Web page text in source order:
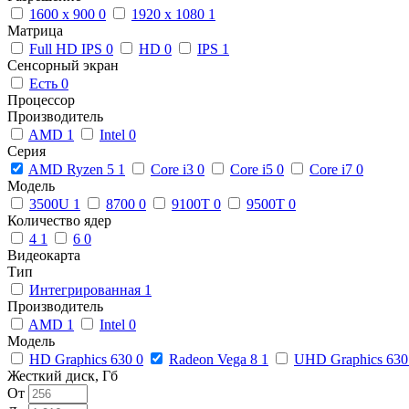
1600 x 900 0 1920 x 1080 1
Матрица
Full HD IPS 0 HD 0 IPS 1
Сенсорный экран
Есть 0
Процессор
Производитель
AMD 1 Intel 0
Серия
AMD Ryzen 5 1 Core i3 0 Core i5 0 Core i7 0
Модель
3500U 1 8700 0 9100T 0 9500T 0
Количество ядер
4 1 6 0
Видеокарта
Тип
Интегрированная 1
Производитель
AMD 1 Intel 0
Модель
HD Graphics 630 0 Radeon Vega 8 1
UHD Graphics
Жесткий диск, Гб
От